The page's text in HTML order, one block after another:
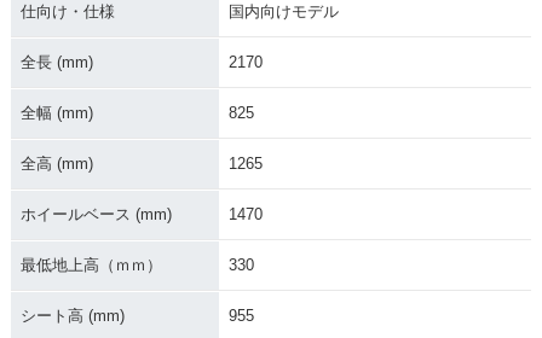
カラーチェンジ
仕向け・仕様 国内向けモデル
全長 (mm) 2170
全幅 (mm) 825
全高 (mm) 1265
ホイールベース (mm) 1470
最低地上高（ｍｍ） 330
シート高 (mm) 955